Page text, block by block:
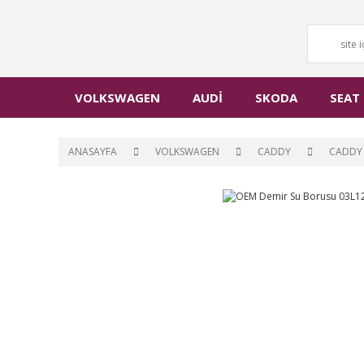
VOLKSWAGEN AUDİ SKODA SEAT
ANASAYFA VOLKSWAGEN CADDY